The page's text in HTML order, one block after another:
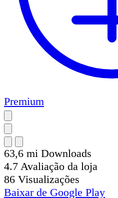
Premium
63,6 mi Downloads
4.7 Avaliação da loja
86 Visualizações
Baixar de Google Play